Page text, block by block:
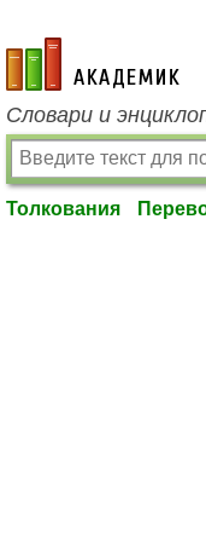
academic.ru
Словари и
Толкования